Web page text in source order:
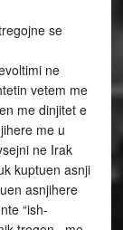
se
ne
vetem me
me dinjitet e
me u
ne Irak
kuptuen asnji
asnjihere
“ish-